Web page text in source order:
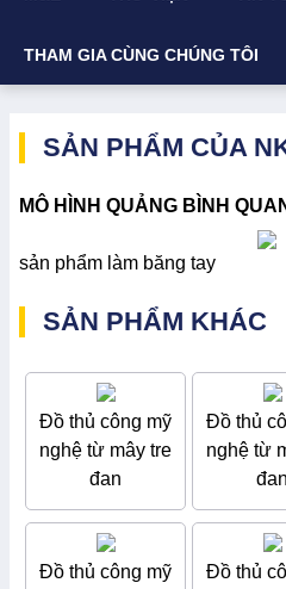
THAM GIA CÙNG CHÚNG TÔI
SẢN PHẨM CỦA
MÔ HÌNH QUẢNG BÌNH
sản phẩm làm băng tay
SẢN PHẨM KHÁC
Đồ thủ công mỹ
nghệ từ mây tre
đan
Đồ thủ
nghệ từ
đan
Đồ thủ công mỹ
Đồ thủ